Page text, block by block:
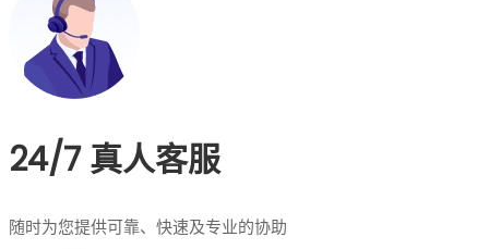
24/7 真人客服
随时为您提供可靠、快速及专业的协助